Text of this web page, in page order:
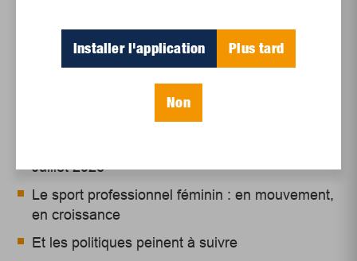
Articles récents
Un siècle de Mauriciennes dans la presse
Juillet 2026
Le sport professionnel féminin : en mouvement,
en croissance
Et les politiques peinent à suivre
Installer l'application Plus tard
Non